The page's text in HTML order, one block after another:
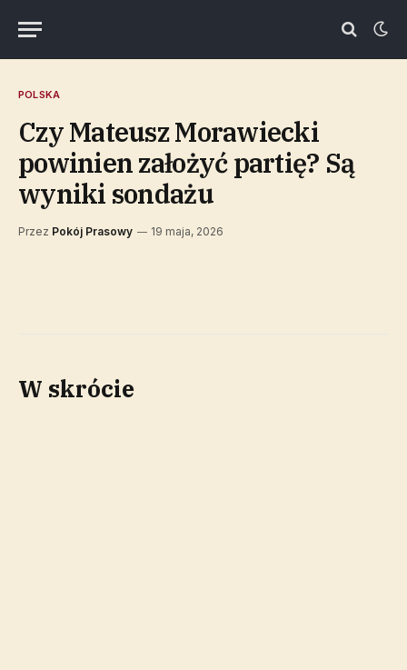
POLSKA
Czy Mateusz Morawiecki
powinien założyć partię? Są
wyniki sondażu
Przez Pokój Prasowy 19 maja, 2026
W skrócie